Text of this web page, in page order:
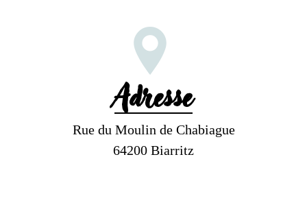
Adresse
Rue du Moulin de Chabiague
64200 Biarritz